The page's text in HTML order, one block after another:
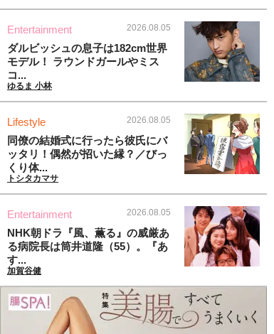
Entertainment 2026.08.05
ダルビッシュの息子は182cm世界
モデル！ ラウンドガールやミス
コ...
ゆるま 小林
Lifestyle 2026.08.05
同僚の結婚式に行ったら彼氏にバ
ッタリ！偶然が招いた縁？／びっ
くり体...
トシタカマサ
Entertainment 2026.08.05
NHK朝ドラ『風、薫る』の威厳あ
る病院長は筒井道隆（55）。『あ
す...
加賀谷健